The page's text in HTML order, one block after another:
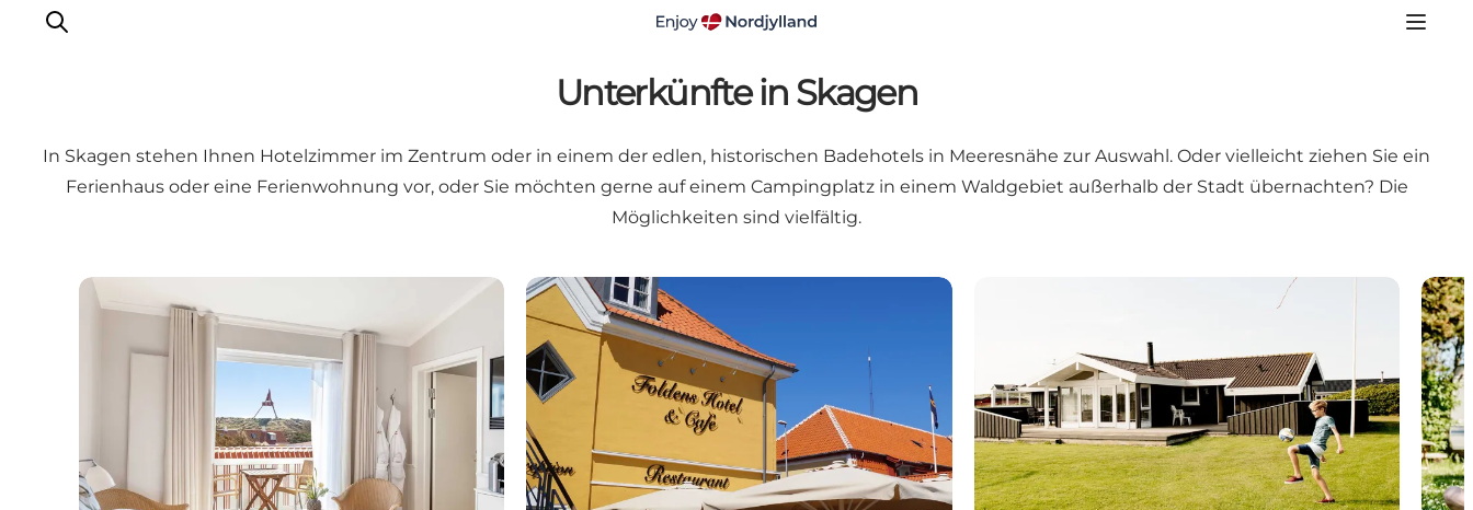
Erlebnisse
Guides
Veranstaltungen
Unterkünfte in Skagen
In Skagen stehen Ihnen Hotelzimmer im Zentrum oder in einem der edlen, historischen Badehotels in Meeresnähe zur Auswahl. Oder vielleicht ziehen Sie ein
Ferienhaus oder eine Ferienwohnung vor, oder Sie möchten gerne auf einem Campingplatz in einem Waldgebiet außerhalb der Stadt übernachten? Die
Möglichkeiten sind vielfältig.
Badehotels in Skagen Hotes in Skagen